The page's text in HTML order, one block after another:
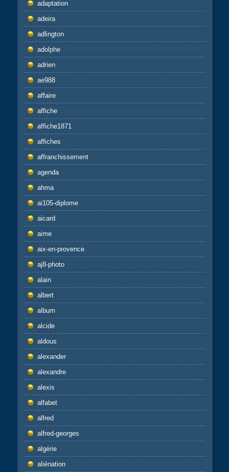
adaptation
adeira
adlington
adolphe
adrien
ae988
affaire
affiche
affiche1871
affiches
affranchissement
agenda
ahma
ai105-diplome
aicard
aime
aix-en-provence
aj8-photo
alain
albert
album
alcide
aldous
alexander
alexandre
alexis
alfabet
alfred
alfred-georges
algérie
aliénation